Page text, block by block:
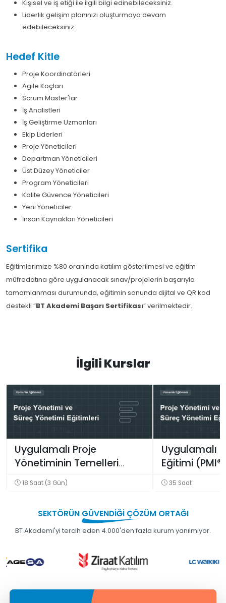
Kişisel ve iş etiği ile ilgili bilgi edinebileceksiniz.
Liderlik gelişim planınızı oluşturmaya devam
edebileceksiniz.
Hedef Kitle
Proje Koordinatörleri
Agile Koçları
Scrum Master'lar
İş Analistleri
İş Geliştirme Uzmanları
Ekip Liderleri
Proje Yöneticileri
Departman Yöneticileri
Üst Düzey Yöneticiler
Program Yöneticileri
Kalite Güvence Yöneticileri
Yeni Yöneticiler
İnsan Kaynakları Yöneticileri
Sertifika
Eğitimlerimize %80 oranında katılım gösterilmesi ve eğitim
müfredatına göre uygulanacak sınav/projelerin başarıyla
tamamlanması durumunda, eğitimin sonunda dijital ve QR kod
destekli “BT Akademi Başarı Sertifikası” verilmektedir.
İlgili Kurslar
Uygulamalı Proje
Yönetiminin Temelleri
Eğitimi (PMI® Uyumlu)
18 Saat (3 Gün)
Uygulamalı
Eğitimi (PMI®
35 Saat
SEKTÖRÜN GÜVENDİĞİÇÖZÜM ORTAĞI
BT Akademi'yi tercih eden 4.000'den fazla kurum yanılmıyor.